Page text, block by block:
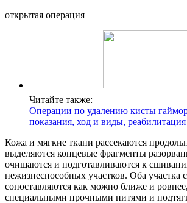
открытая операция
Читайте также:
Операции по удалению кисты
показания, ход и виды, реабилитация
Кожа и мягкие ткани рассекаются
выделяются концевые фрагменты
очищаются и подготавливаются к
нежизнеспособных участков. Оба участка
сопоставляются как можно ближе и
специальными прочными нитями и